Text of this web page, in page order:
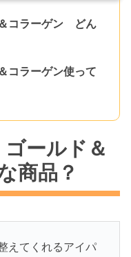
コラーゲン どん
コラーゲン使って
ールド＆
商品？
えてくれるアイパ